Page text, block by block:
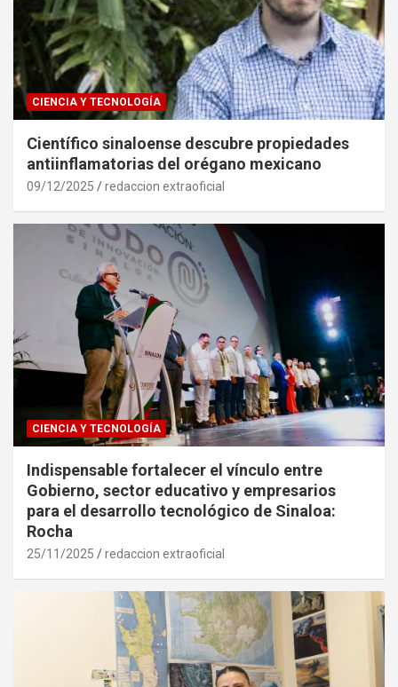
CIENCIA Y TECNOLOGÍA
Científico sinaloense descubre propiedades
antiinflamatorias del orégano mexicano
09/12/2025 redaccion extraoficial
CIENCIA Y TECNOLOGÍA
Indispensable fortalecer el vínculo entre
Gobierno, sector educativo y empresarios
para el desarrollo tecnológico de Sinaloa:
Rocha
25/11/2025 redaccion extraoficial